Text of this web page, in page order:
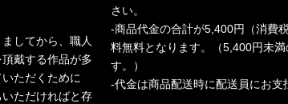
してから、職人
戴する作品が多
ただくために
ただければと存
さい。
-商品代金の合計が5,400円（消費
料無料となります。（5,400円未
す。）
-代金は商品配送時に配送員にお支